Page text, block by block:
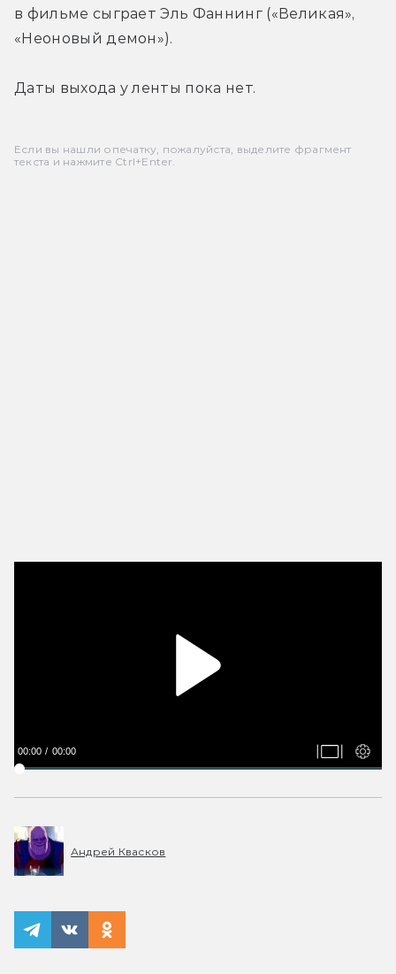
в фильме сыграет Эль Фаннинг («Великая»,
«Неоновый демон»).
Даты выхода у ленты пока нет.
Если вы нашли опечатку, пожалуйста, выделите фрагмент
текста и нажмите Ctrl+Enter.
00:00 00:00
Андрей Квасков